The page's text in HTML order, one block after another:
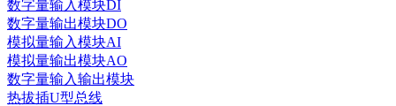
数字量输入模块DI
数字量输出模块DO
模拟量输入模块AI
模拟量输出模块AO
数字量输入输出模块
热拔插U型总线